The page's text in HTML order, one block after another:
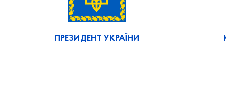
ПРЕЗИДЕНТ УКРАЇНИ